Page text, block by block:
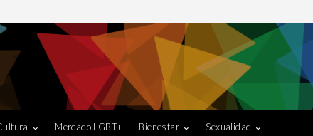
Mercado LGBT+ Bienestar Sexualidad